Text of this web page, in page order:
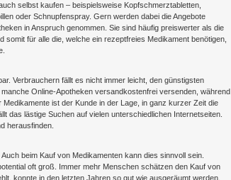
selbst kaufen – beispielsweise Kopfschmerztabletten,
oder Schnupfenspray. Gern werden dabei die Angebote
in Anspruch genommen. Sie sind häufig preiswerter als die
somit für alle die, welche ein rezeptfreies Medikament benötigen,
Verbrauchern fällt es nicht immer leicht, den günstigsten
Online-Apotheken versandkostenfrei versenden, während
ist der Kunde in der Lage, in ganz kurzer Zeit die
das lästige Suchen auf vielen unterschiedlichen Internetseiten.
herausfinden.
beim Kauf von Medikamenten kann dies sinnvoll sein.
oft groß. Immer mehr Menschen schätzen den Kauf von
konnte in den letzten Jahren so gut wie ausgeräumt werden.